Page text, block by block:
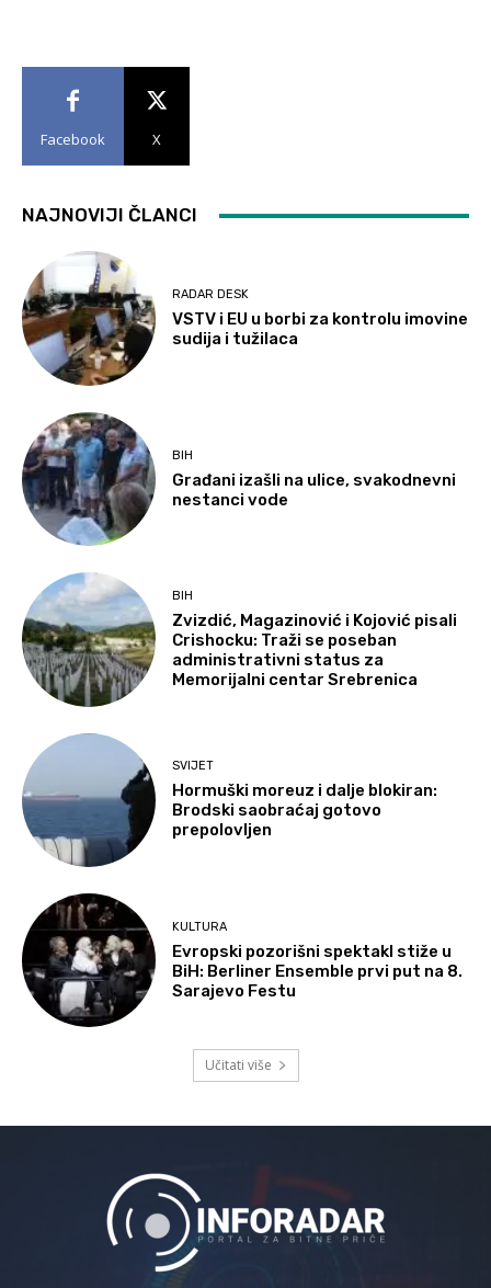
Facebook X
NAJNOVIJI ČLANCI
RADAR DESK
VSTV i EU u borbi za kontrolu imovine
sudija i tužilaca
BIH
Građani izašli na ulice, svakodnevni
nestanci vode
BIH
Zvizdić, Magazinović i Kojović pisali
Crishocku: Traži se poseban
administrativni status za
Memorijalni centar Srebrenica
SVIJET
Hormuški moreuz i dalje blokiran:
Brodski saobraćaj gotovo
prepolovljen
KULTURA
Evropski pozorišni spektakl stiže u
BiH: Berliner Ensemble prvi put na 8.
Sarajevo Festu
Učitati više